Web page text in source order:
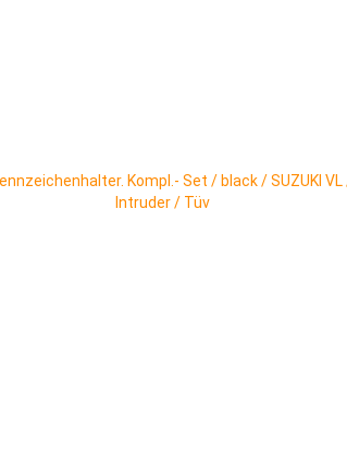
H E L D E R H E I T - GALERIE,